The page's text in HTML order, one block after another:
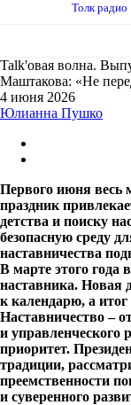
Толк радио
Talk'овая волна.
Маштакова: «Не
4 июня 2026
Юлианна Пушко
Первого июня весь
праздник
детства и поиску
безопасную среду
наставничества
В марте этого года
наставника. Новая
к календарю, а
Наставничество –
и управленческого
приоритет.
традиции,
преемственности
и суверенного